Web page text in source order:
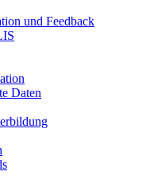
und Feedback
Daten